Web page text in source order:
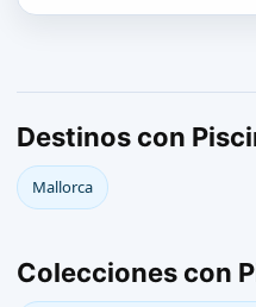
Destinos con
Mallorca
Colecciones con